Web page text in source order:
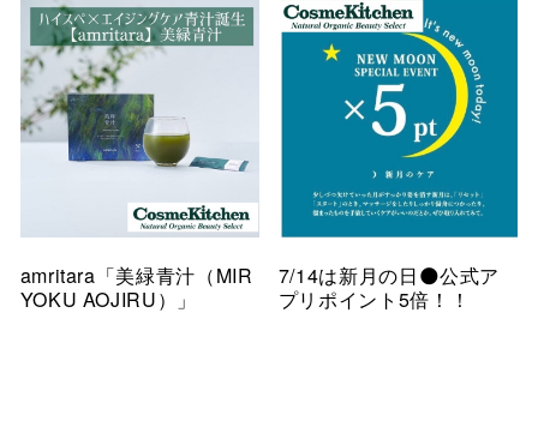
amritara「美緑青汁（MIR
YOKU AOJIRU）」
7/14は新月の日🌑公式ア
プリポイント5倍！！